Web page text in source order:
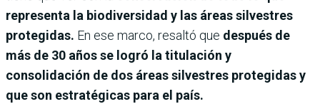
representa la biodiversidad y las áreas silvestres
protegidas. En ese marco, resaltó que después de
más de 30 años se logró la titulación y
consolidación de dos áreas silvestres protegidas y
que son estratégicas para el país.